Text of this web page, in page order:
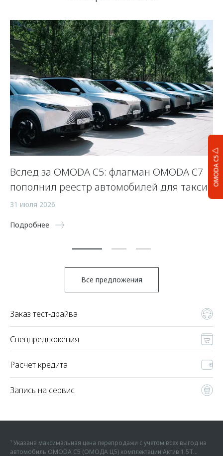
OMODA C5
Вслед за OMODA C5: флагман OMODA C7
пополнил реестр автомобилей для такси
31 июля 2026
Подробнее
Все предложения
Заказ тест-драйва
Спецпредложения
Расчет кредита
Запись на сервис
¹ Указана максимальная цена перепродажи с учетом всех выгод на
автомобиль OMODA C5 (ОМОДА Ц5) комплектации Актив 1.5Т